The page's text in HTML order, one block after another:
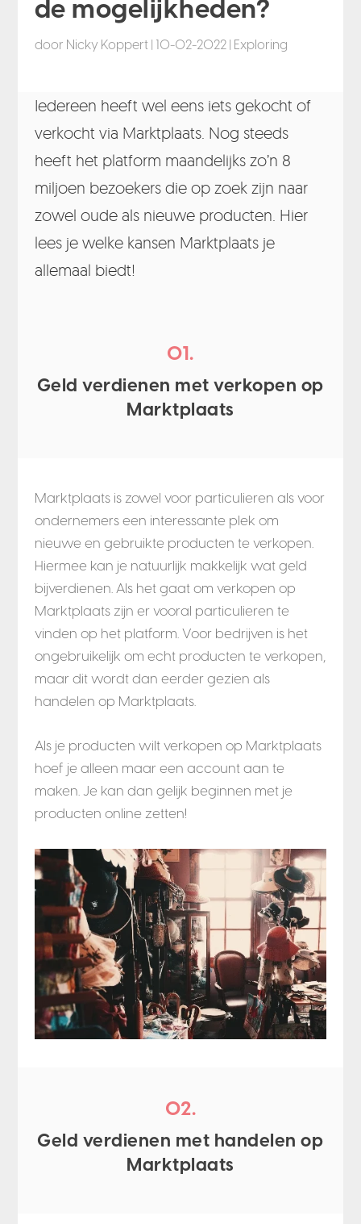
de mogelijkheden?
door Nicky Koppert | 10-02-2022| Exploring
Iedereen heeft wel eens iets gekocht of
verkocht via Marktplaats. Nog steeds
heeft het platform maandelijks zo’n 8
miljoen bezoekers die op zoek zijn naar
zowel oude als nieuwe producten. Hier
lees je welke kansen Marktplaats je
allemaal biedt!
01.
Geld verdienen met verkopen op
Marktplaats
Marktplaats is zowel voor particulieren als voor
ondernemers een interessante plek om
nieuwe en gebruikte producten te verkopen.
Hiermee kan je natuurlijk makkelijk wat geld
bijverdienen. Als het gaat om verkopen op
Marktplaats zijn er vooral particulieren te
vinden op het platform. Voor bedrijven is het
ongebruikelijk om echt producten te verkopen,
maar dit wordt dan eerder gezien als
handelen op Marktplaats.
Als je producten wilt verkopen op Marktplaats
hoef je alleen maar een account aan te
maken. Je kan dan gelijk beginnen met je
producten online zetten!
02.
Geld verdienen met handelen op
Marktplaats